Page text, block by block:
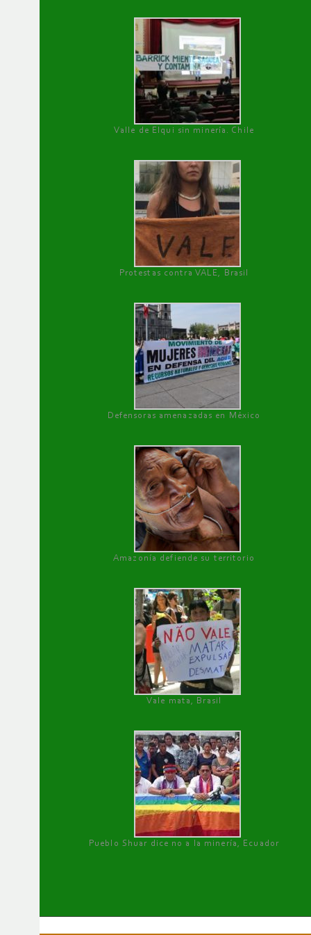
Valle de Elqui sin minería. Chile
Protestas contra VALE, Brasil
Defensoras amenazadas en México
Amazonía defiende su territorio
Vale mata, Brasil
Pueblo Shuar dice no a la minería, Ecuador